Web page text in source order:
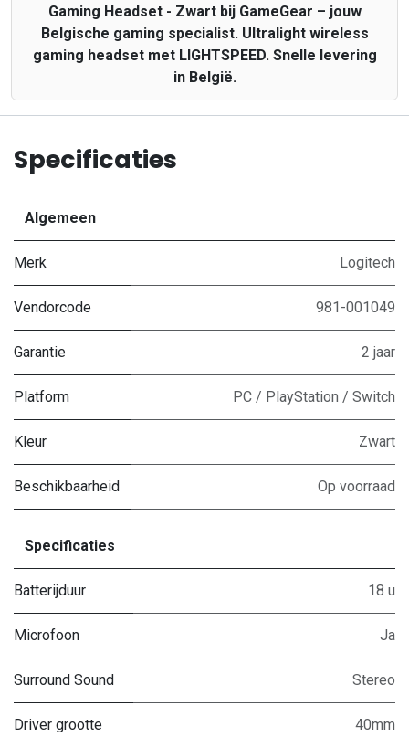
Gaming Headset - Zwart bij GameGear – jouw
Belgische gaming specialist. Ultralight wireless
gaming headset met LIGHTSPEED. Snelle levering
in België.
Specificaties
Algemeen
Merk Logitech
Vendorcode 981-001049
Garantie 2 jaar
Platform PC / PlayStation / Switch
Kleur Zwart
Beschikbaarheid Op voorraad
Specificaties
Batterijduur 18 u
Microfoon Ja
Surround Sound Stereo
Driver grootte 40mm